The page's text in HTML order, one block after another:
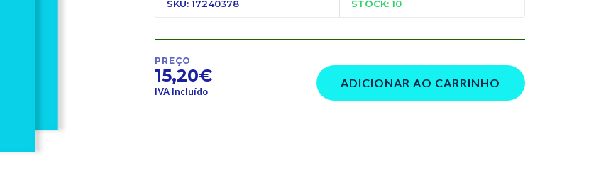
SKU: 17240378 STOCK: 10
PREÇO
15,20€
IVA Incluído
ADICIONAR AO CARRINHO